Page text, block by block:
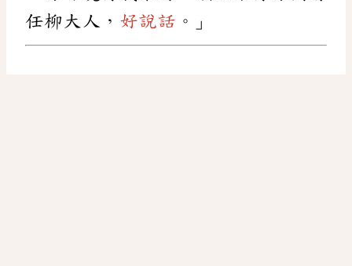
任柳大人， 好說話 。」